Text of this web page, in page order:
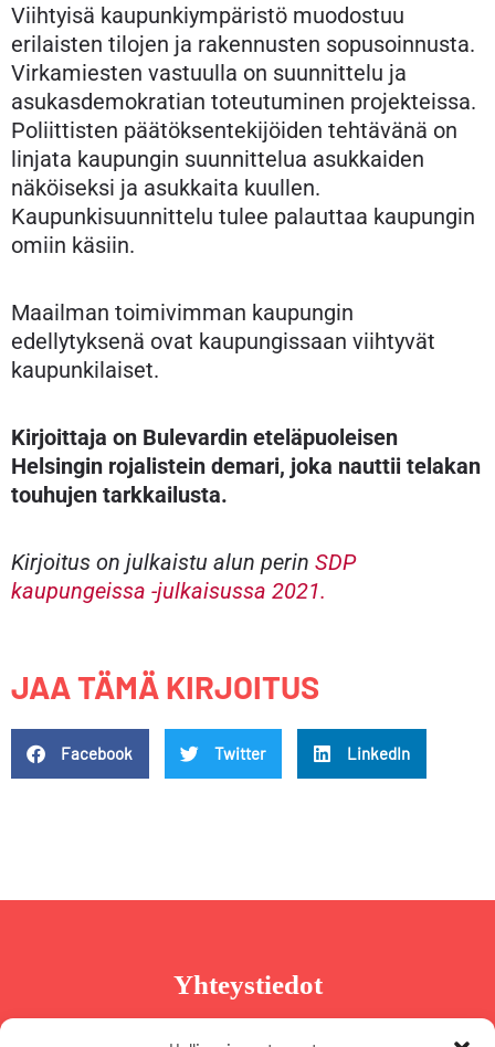
Viihtyisä kaupunkiympäristö muodostuu
erilaisten tilojen ja rakennusten sopusoinnusta.
Virkamiesten vastuulla on suunnittelu ja
asukasdemokratian toteutuminen projekteissa.
Poliittisten päätöksentekijöiden tehtävänä on
linjata kaupungin suunnittelua asukkaiden
näköiseksi ja asukkaita kuullen.
Kaupunkisuunnittelu tulee palauttaa kaupungin
omiin käsiin.
Maailman toimivimman kaupungin
edellytyksenä ovat kaupungissaan viihtyvät
kaupunkilaiset.
Kirjoittaja on Bulevardin eteläpuoleisen
Helsingin rojalistein demari, joka nauttii telakan
touhujen tarkkailusta.
Kirjoitus on julkaistu alun perin SDP
kaupungeissa -julkaisussa 2021.
JAA TÄMÄ KIRJOITUS
Facebook Twitter LinkedIn
Yhteystiedot